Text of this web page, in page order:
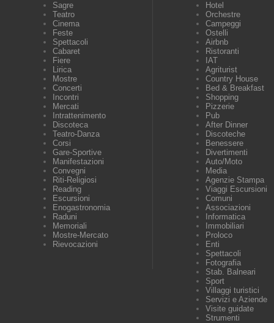
Sagre
Teatro
Cinema
Feste
Spettacoli
Cabaret
Fiere
Lirica
Mostre
Concerti
Incontri
Mercati
Intrattenimento
Discoteca
Teatro-Danza
Corsi
Gare-Sportive
Manifestazioni
Convegni
Riti-Religiosi
Reading
Escursioni
Enogastronomia
Raduni
Memoriali
Mostre-Mercato
Rievocazioni
Hotel
Orchestre
Campeggi
Ostelli
Airbnb
Ristoranti
IAT
Agriturist
Country House
Bed & Breakfast
Shopping
Pizzerie
Pub
After Dinner
Discoteche
Benessere
Divertimenti
Auto/Moto
Media
Agenzie Stampa
Viaggi Escursioni
Comuni
Associazioni
Informatica
Immobiliari
Proloco
Enti
Spettacoli
Fotografia
Stab. Balneari
Sport
Villaggi turistici
Servizi e Aziende
Visite guidate
Strumenti